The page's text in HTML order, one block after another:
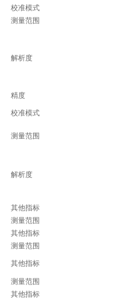
校准模式
测量范围
解析度
精度
校准模式
测量范围
解析度
其他指标
测量范围
其他指标
测量范围
其他指标
测量范围
其他指标